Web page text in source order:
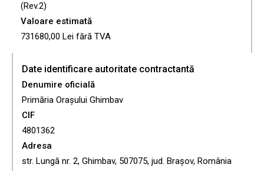
(Rev.2)
Valoare estimată
731680,00 Lei fără TVA
Date identificare autoritate contractantă
Denumire oficială
Primăria Orașului Ghimbav
CIF
4801362
Adresa
str. Lungă nr. 2, Ghimbav, 507075, jud. Brașov, România